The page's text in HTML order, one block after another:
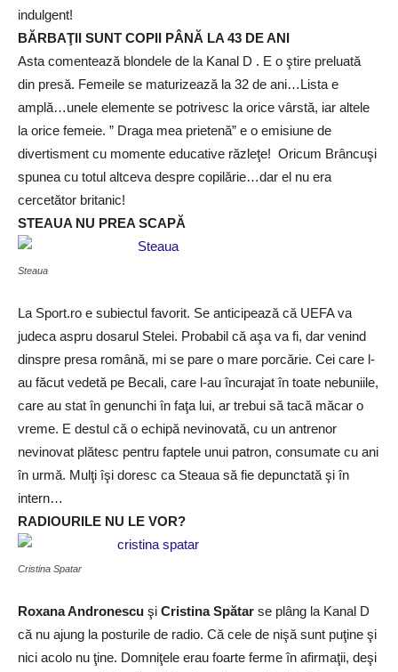
indulgent!
BĂRBAŢII SUNT COPII PÂNĂ LA 43 DE ANI
Asta comentează blondele de la Kanal D . E o ştire preluată
din presă. Femeile se maturizează la 32 de ani…Lista e
amplă…unele elemente se potrivesc la orice vârstă, iar altele
la orice femeie. ” Draga mea prietenă” e o emisiune de
divertisment cu momente educative răzleţe! Oricum Brâncuşi
spunea cu totul altceva despre copilărie…dar el nu era
cercetător britanic!
STEAUA NU PREA SCAPĂ
Steaua
La Sport.ro e subiectul favorit. Se anticipează că UEFA va
judeca aspru dosarul Stelei. Probabil că aşa va fi, dar venind
dinspre presa română, mi se pare o mare porcărie. Cei care l-
au făcut vedetă pe Becali, care l-au încurajat în toate nebuniile,
care au stat în genunchi în faţa lui, ar trebui să tacă măcar o
vreme. E destul că o echipă nevinovată, cu un antrenor
nevinovat plătesc pentru faptele unui patron, consumate cu ani
în urmă. Mulţi îşi doresc ca Steaua să fie depunctată şi în
intern…
RADIOURILE NU LE VOR?
Cristina Spatar
Roxana Andronescu şi Cristina Spătar se plâng la Kanal D
că nu ajung la posturile de radio. Că cele de nişă sunt puţine şi
nici acolo nu ţine. Domniţele erau foarte ferme în afirmaţii, deşi